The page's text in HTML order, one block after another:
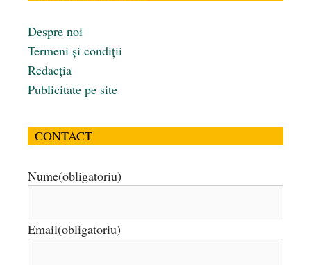
Despre noi
Termeni și condiții
Redacția
Publicitate pe site
CONTACT
Nume(obligatoriu)
Email(obligatoriu)